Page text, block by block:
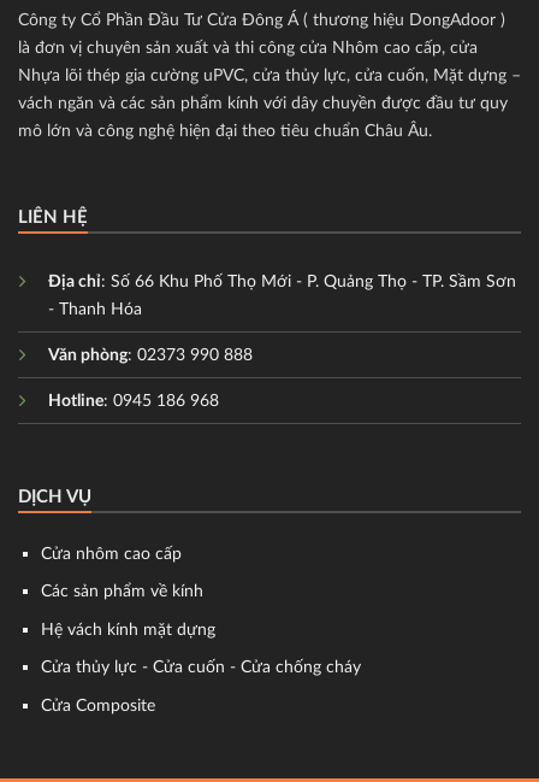
Công ty Cổ Phần Đầu Tư Cửa Đông Á ( thương hiệu DongAdoor )
là đơn vị chuyên sản xuất và thi công cửa Nhôm cao cấp, cửa
Nhựa lõi thép gia cường uPVC, cửa thủy lực, cửa cuốn, Mặt dựng –
vách ngăn và các sản phẩm kính với dây chuyền được đầu tư quy
mô lớn và công nghệ hiện đại theo tiêu chuẩn Châu Âu.
LIÊN HỆ
Địa chỉ: Số 66 Khu Phố Thọ Mới - P. Quảng Thọ - TP. Sầm Sơn
- Thanh Hóa
Văn phòng: 02373 990 888
Hotline: 0945 186 968
DỊCH VỤ
Cửa nhôm cao cấp
Các sản phẩm về kính
Hệ vách kính mặt dựng
Cửa thủy lực - Cửa cuốn - Cửa chống cháy
Cửa Composite